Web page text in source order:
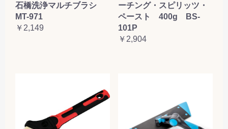
石橋洗浄マルチブラシ
MT-971
￥2,149
ーチング・スピリッツ・
ペースト 400g BS-
101P
￥2,904